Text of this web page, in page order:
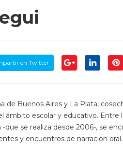
en Twitter
de Buenos Aires y La Plata,
ámbito escolar y educativo. Entre
que se realiza desde 2006-, se
y encuentros de narración